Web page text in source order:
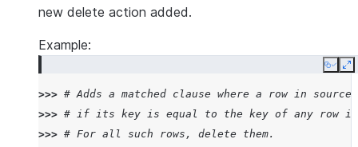
new delete action added.
Example:
Copy
>>> # Adds a matched clause where a row in source
>>> # if its key is equal to the key of any row
>>> # For all such rows, delete them.